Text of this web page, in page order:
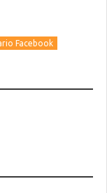
Facebook